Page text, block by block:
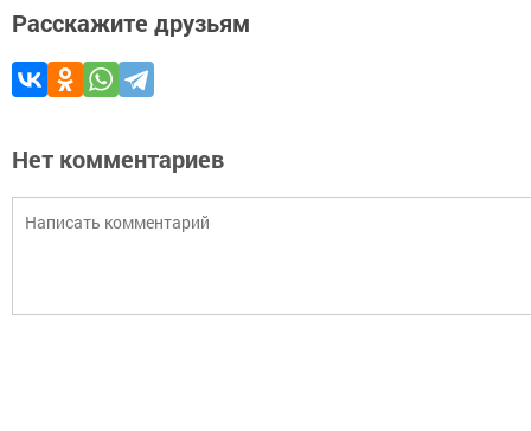
Расскажите друзьям
Нет комментариев